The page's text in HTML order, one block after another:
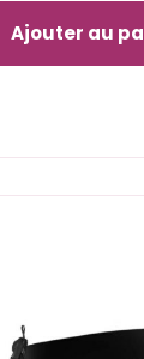
Ajouter au